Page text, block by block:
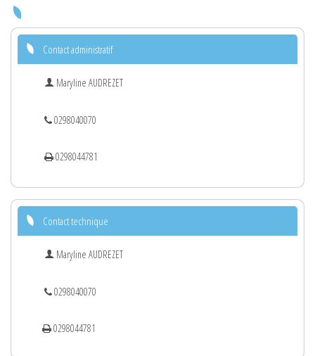
Contact administratif
Maryline AUDREZET
0298040070
0298044781
Contact technique
Maryline AUDREZET
0298040070
0298044781